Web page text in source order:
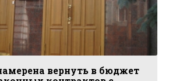
вернуть в бюджет